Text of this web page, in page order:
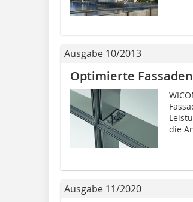
Ausgabe 10/2013
Optimierte
die
Ausgabe 11/2020